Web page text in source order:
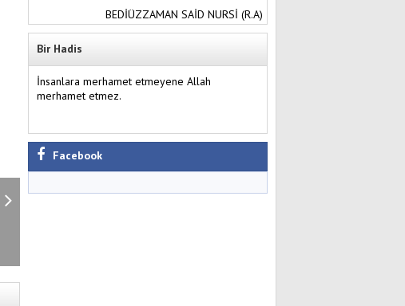
BEDİÜZZAMAN SAİD NURSİ (R.A)
Bir Hadis
İnsanlara merhamet etmeyene Allah
merhamet etmez.
Facebook